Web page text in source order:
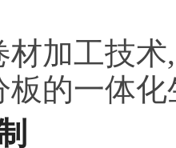
加工技
板的一体